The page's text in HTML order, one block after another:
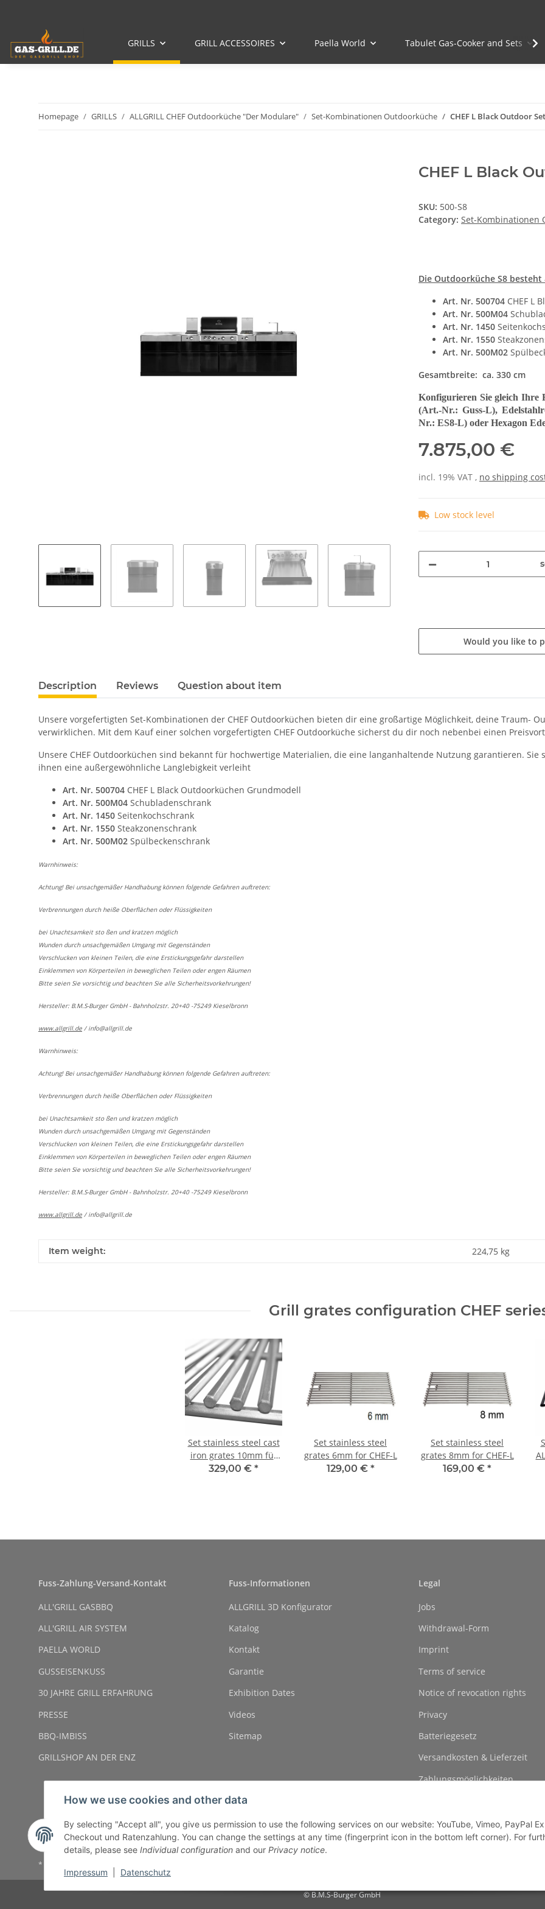
GRILLS GRILL ACCESSOIRES Paella World Tabulet Gas-Cooker and Sets
Homepage GRILLS ALLGRILL CHEF Outdoorküche "Der Modulare" Set-Kombinationen Outdoorküche CHEF L Black Outdoor
CHEF L Black
SKU: 500-S8
Category: Set-Kombinationen
Die Outdoorküche S8
Art. Nr. 500704 CHEF L
Art. Nr. 500M04
Art. Nr. 1450
Art. Nr. 1550
Art. Nr. 500M02
Gesamtbreite: ca. 330 cm
Konfigurieren Sie gleich Ihre
(Art.-Nr.: Guss-L),
Nr.: ES8-L) oder Hexagon
7.875,00 €
incl. 19% VAT , no shipping
Low stock level
Would you like to
Description Reviews Question about item
Unsere vorgefertigten Set-Kombinationen der CHEF Outdoorküchen bieten dir eine großartige Möglichkeit, deine Traum-
verwirklichen. Mit dem Kauf einer solchen vorgefertigten CHEF Outdoorküche sicherst du dir noch nebenbei einen
Unsere CHEF Outdoorküchen sind bekannt für hochwertige Materialien, die eine langanhaltende Nutzung garantieren.
ihnen eine außergewöhnliche Langlebigkeit verleiht
Art. Nr. 500704 CHEF L Black Outdoorküchen Grundmodell
Art. Nr. 500M04 Schubladenschrank
Art. Nr. 1450 Seitenkochschrank
Art. Nr. 1550 Steakzonenschrank
Art. Nr. 500M02 Spülbeckenschrank
Warnhinweis:
Achtung! Bei unsachgemäßer Handhabung können folgende Gefahren auftreten:
Verbrennungen durch heiße Oberflächen oder Flüssigkeiten
bei Unachtsamkeit sto ßen und kratzen möglich
Wunden durch unsachgemäßen Umgang mit Gegenständen
Verschlucken von kleinen Teilen, die eine Erstickungsgefahr darstellen
Einklemmen von Körperteilen in beweglichen Teilen oder engen Räumen
Bitte seien Sie vorsichtig und beachten Sie alle Sicherheitsvorkehrungen!
Hersteller: B.M.S-Burger GmbH - Bahnholzstr. 20+40 -75249 Kieselbronn
www.allgrill.de / info@allgrill.de
Warnhinweis:
Achtung! Bei unsachgemäßer Handhabung können folgende Gefahren auftreten:
Verbrennungen durch heiße Oberflächen oder Flüssigkeiten
bei Unachtsamkeit sto ßen und kratzen möglich
Wunden durch unsachgemäßen Umgang mit Gegenständen
Verschlucken von kleinen Teilen, die eine Erstickungsgefahr darstellen
Einklemmen von Körperteilen in beweglichen Teilen oder engen Räumen
Bitte seien Sie vorsichtig und beachten Sie alle Sicherheitsvorkehrungen!
Hersteller: B.M.S-Burger GmbH - Bahnholzstr. 20+40 -75249 Kieselbronn
www.allgrill.de / info@allgrill.de
Item weight: 224,75 kg
Grill grates configuration CHEF
Set stainless steel cast
iron grates 10mm für
CHEF-L
329,00 € *
Set stainless steel
grates 6mm for CHEF-L
129,00 € *
Set stainless steel
grates 8mm for CHEF-L
169,00 € *
Fuss-Zahlung-Versand-Kontakt
ALL'GRILL GASBBQ
ALL'GRILL AIR SYSTEM
PAELLA WORLD
GUSSEISENKUSS
30 JAHRE GRILL ERFAHRUNG
PRESSE
BBQ-IMBISS
GRILLSHOP AN DER ENZ
Fuss-Informationen
ALLGRILL 3D Konfigurator
Katalog
Kontakt
Garantie
Exhibition Dates
Videos
Sitemap
Legal
Jobs
Withdrawal-Form
Imprint
Terms of service
Notice of revocation rights
Privacy
Batteriegesetz
Versandkosten & Lieferzeit
Zahlungsmöglichkeiten
* All prices incl. VAT, plus
© B.M.S-Burger GmbH
How we use cookies and other data
By selecting "Accept all", you give us permission to use the following services on our website: YouTube, Vimeo, PayPal
Checkout und Ratenzahlung. You can change the settings at any time (fingerprint icon in the bottom left corner). For
details, please see Individual configuration and our Privacy notice.
Impressum Datenschutz